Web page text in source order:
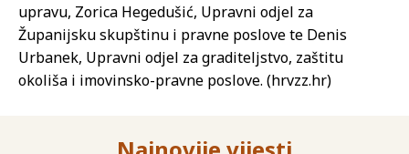
upravu, Zorica Hegedušić, Upravni odjel za
Županijsku skupštinu i pravne poslove te Denis
Urbanek, Upravni odjel za graditeljstvo, zaštitu
okoliša i imovinsko-pravne poslove. (hrvzz.hr)